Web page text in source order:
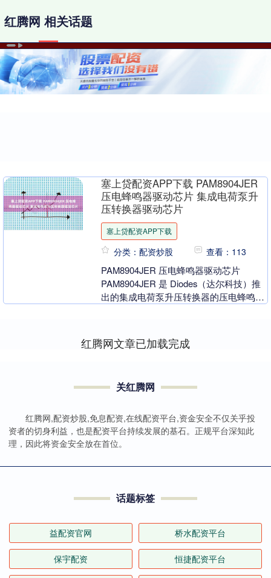
红腾网 相关话题
塞上贷配资APP下载 PAM8904JER
压电蜂鸣器驱动芯片 集成电荷泵升
压转换器驱动芯片
塞上贷配资APP下载
分类：配资炒股 查看：113
PAM8904JER 压电蜂鸣器驱动芯片
PAM8904JER 是 Diodes（达尔科技）推
出的集成电荷泵升压转换器的压电蜂鸣器
红腾网文章已加载完成
关红腾网
红腾网,配资炒股,免息配资,在线配资平台,资金安全不仅关乎投
资者的切身利益，也是配资平台持续发展的基石。正规平台深知此
理，因此将资金安全放在首位。
话题标签
益配资官网 桥水配资平台
保宇配资 恒捷配资平台